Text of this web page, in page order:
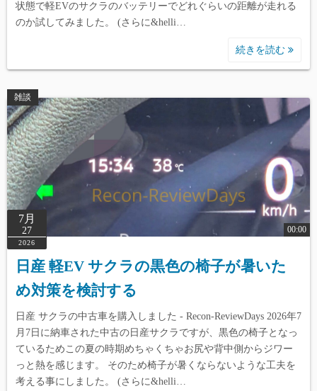
状態で軽EVのサクラのバッテリーでどれぐらいの距離が走れる
のか試してみました。 (さらに&helli…
続きを読む
雑談
7月
27
2026
00:00
日産 軽EV サクラの黒色の椅子が暑いた
め対策を検討する
日産 サクラの中古車を購入しました - Recon-ReviewDays 2026年7
月7日に納車された中古の日産サクラですが、黒色の椅子となっ
ているためこの夏の時期めちゃくちゃお尻や背中側からジワー
っと熱を感じます。 そのため椅子が暑くならないような工夫を
考える事にしました。 (さらに&helli…